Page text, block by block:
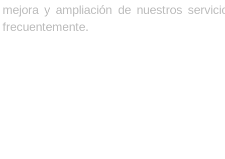
mejora y ampliación de nuestros
frecuentemente.